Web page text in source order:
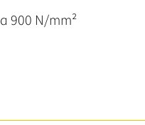
900 N/mm²